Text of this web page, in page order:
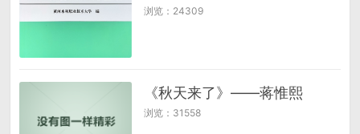
浏览：24309
《秋天来了》——蒋惟熙
浏览：31558